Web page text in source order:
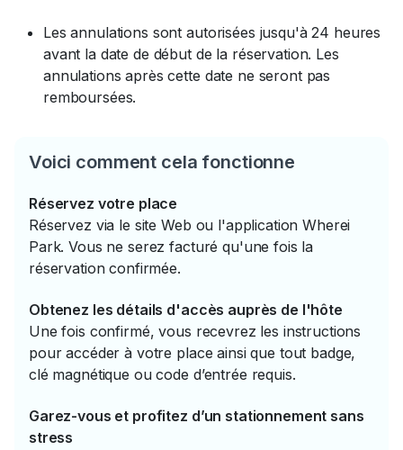
Les annulations sont autorisées jusqu'à 24 heures
avant la date de début de la réservation. Les
annulations après cette date ne seront pas
remboursées.
Voici comment cela fonctionne
Réservez votre place
Réservez via le site Web ou l'application Wherei
Park. Vous ne serez facturé qu'une fois la
réservation confirmée.
Obtenez les détails d'accès auprès de l'hôte
Une fois confirmé, vous recevrez les instructions
pour accéder à votre place ainsi que tout badge,
clé magnétique ou code d’entrée requis.
Garez-vous et profitez d’un stationnement sans
stress